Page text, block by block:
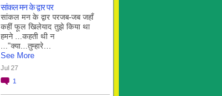
सांकल मन के द्वार पर
सांकल मन के द्वार परजब-जब जहाँ
कहीं फूल खिलेयाद तुझे किया था
हमने ...कहती थी न
..."क्या...तुम्हारे…
See More
Jul 27
1